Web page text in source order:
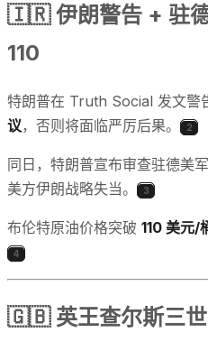
🇮🇷 伊朗警告 + 驻
110
特朗普在 Truth Social 发文警
议，否则将面临严厉后果。 2
同日，特朗普宣布审查驻德美
美方伊朗战略失当。
3
布伦特原油价格突破 110 美元/
4
🇬🇧 英王查尔斯三世